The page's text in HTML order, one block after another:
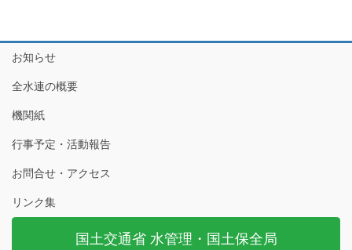
お知らせ
全水連の概要
機関紙
行事予定・活動報告
お問合せ・アクセス
リンク集
国土交通省 水管理・国土保全局